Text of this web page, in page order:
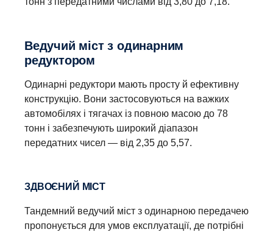
передавати крутний момент і дозволяють
демультиплікатором можуть бути додатково
оснащені Scania Opticruise, ретардером Scania і
широким вибором PTO.
Ведучий міст з одинарним
редуктором
Одинарні редуктори мають просту й ефективну
конструкцію. Вони застосовуються на важких
автомобілях і тягачах із повною масою до 78
тонн і забезпечують широкий діапазон
передатних чисел — від 2,35 до 5,57.
ЗДВОЄНИЙ МІСТ
Тандемний ведучий міст з одинарною передачею
пропонується для умов експлуатації, де потрібні